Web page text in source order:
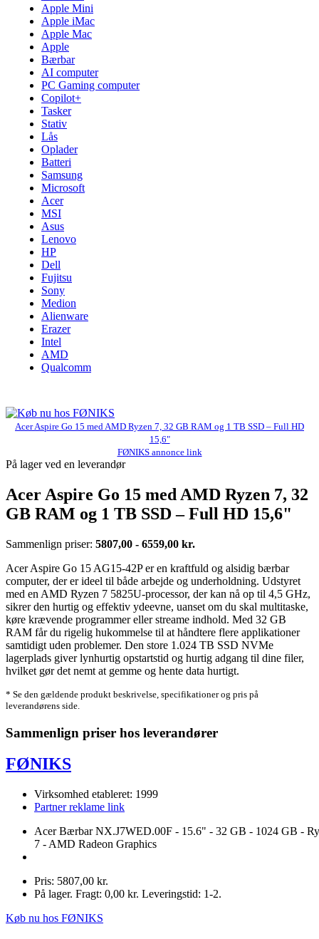
Apple Mini
Apple iMac
Apple Mac
Apple
Bærbar
AI computer
PC Gaming computer
Copilot+
Tasker
Stativ
Lås
Oplader
Batteri
Samsung
Microsoft
Acer
MSI
Asus
Lenovo
HP
Dell
Fujitsu
Sony
Medion
Alienware
Erazer
Intel
AMD
Qualcomm
Acer Aspire Go 15 med AMD Ryzen 7, 32 GB RAM og 1 TB SSD – Full HD
15,6"
FØNIKS annonce link
På lager ved en leverandør
Acer Aspire Go 15 med AMD Ryzen 7, 32
GB RAM og 1 TB SSD – Full HD 15,6"
Sammenlign priser: 5807,00 - 6559,00 kr.
Acer Aspire Go 15 AG15-42P er en kraftfuld og alsidig bærbar
computer, der er ideel til både arbejde og underholdning. Udstyret
med en AMD Ryzen 7 5825U-processor, der kan nå op til 4,5 GHz,
sikrer den hurtig og effektiv ydeevne, uanset om du skal multitaske,
køre krævende programmer eller streame indhold. Med 32 GB
RAM får du rigelig hukommelse til at håndtere flere applikationer
samtidigt uden problemer. Den store 1.024 TB SSD NVMe
lagerplads giver lynhurtig opstartstid og hurtig adgang til dine filer,
hvilket gør det nemt at gemme og hente data hurtigt.
* Se den gældende produkt beskrivelse, specifikationer og pris på
leverandørens side.
Sammenlign priser hos leverandører
FØNIKS
Virksomhed etableret: 1999
Partner reklame link
Acer Bærbar NX.J7WED.00F - 15.6" - 32 GB - 1024 GB -
7 - AMD Radeon Graphics
Pris: 5807,00 kr.
På lager. Fragt: 0,00 kr. Leveringstid: 1-2.
Køb nu hos FØNIKS